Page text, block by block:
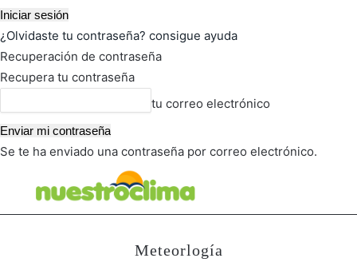
¿Olvidaste tu contraseña? consigue ayuda
Recuperación de contraseña
Recupera tu contraseña
tu correo electrónico
Se te ha enviado una contraseña por correo electrónico.
Meteorlogía